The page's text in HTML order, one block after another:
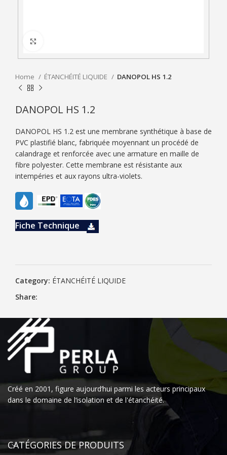
Home ÉTANCHÉITÉ LIQUIDE DANOPOL HS 1.2
DANOPOL HS 1.2
DANOPOL HS 1.2 est une membrane synthétique à base de
PVC plastifié blanc, fabriquée moyennant un procédé de
calandrage et renforcée avec une armature en maille de
fibre polyester. Cette membrane est résistante aux
intempéries et aux rayons ultra-violets.
Fiche Technique
Category: ÉTANCHÉITÉ LIQUIDE
Share:
Créé en 2001, figure aujourd’hui parmi les acteurs principaux
dans le domaine de l‘isolation et de l'étanchéité.
CATÉGORIES DE PRODUITS